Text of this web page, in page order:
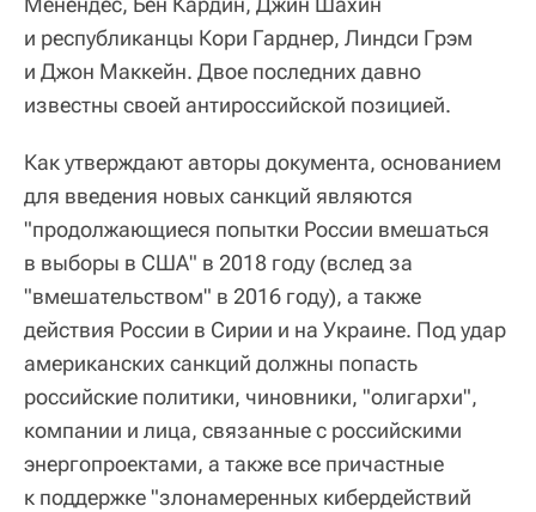
и республиканцы Кори Гарднер, Линдси Грэм
и Джон Маккейн. Двое последних давно
известны своей антироссийской позицией.
Как утверждают авторы документа, основанием
для введения новых санкций являются
"продолжающиеся попытки России вмешаться
в выборы в США" в 2018 году (вслед за
"вмешательством" в 2016 году), а также
действия России в Сирии и на Украине. Под удар
американских санкций должны попасть
российские политики, чиновники, "олигархи",
компании и лица, связанные с российскими
энергопроектами, а также все причастные
к поддержке "злонамеренных кибердействий